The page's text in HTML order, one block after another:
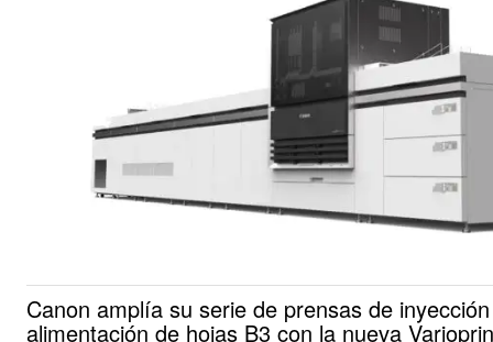
Canon amplía su serie de prensas de
alimentación de hojas B3 con la nueva